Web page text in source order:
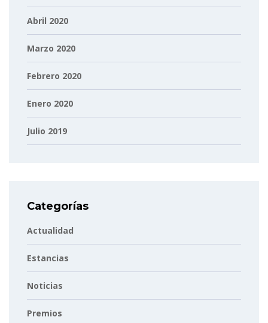
Abril 2020
Marzo 2020
Febrero 2020
Enero 2020
Julio 2019
Categorías
Actualidad
Estancias
Noticias
Premios